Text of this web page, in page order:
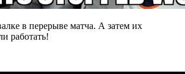
в перерыве матча. А затем их
работать!